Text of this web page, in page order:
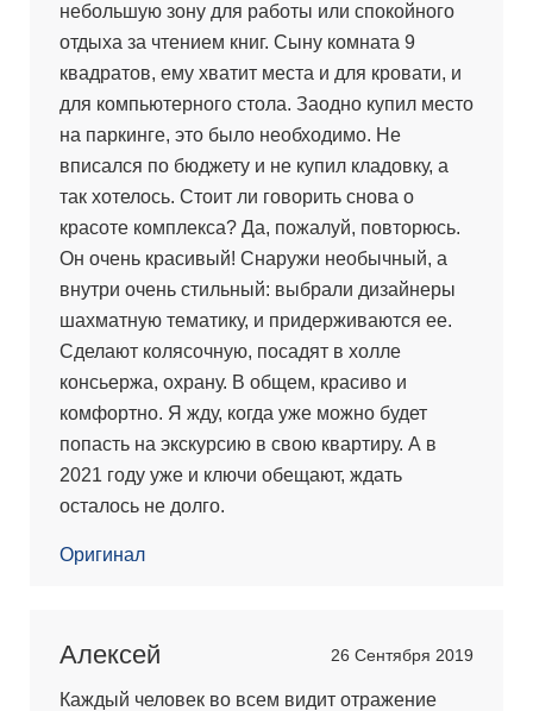
небольшую зону для работы или спокойного
отдыха за чтением книг. Сыну комната 9
квадратов, ему хватит места и для кровати, и
для компьютерного стола. Заодно купил место
на паркинге, это было необходимо. Не
вписался по бюджету и не купил кладовку, а
так хотелось. Стоит ли говорить снова о
красоте комплекса? Да, пожалуй, повторюсь.
Он очень красивый! Снаружи необычный, а
внутри очень стильный: выбрали дизайнеры
шахматную тематику, и придерживаются ее.
Сделают колясочную, посадят в холле
консьержа, охрану. В общем, красиво и
комфортно. Я жду, когда уже можно будет
попасть на экскурсию в свою квартиру. А в
2021 году уже и ключи обещают, ждать
осталось не долго.
Оригинал
Алексей 26 Сентября 2019
Каждый человек во всем видит отражение